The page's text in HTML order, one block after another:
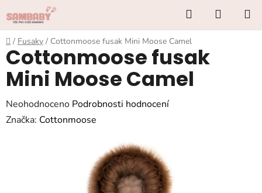
na
obsah
Hledat
KOŠÍK
Domů
/ Fusaky / Cottonmoose fusak Mini Moose Camel
Cottonmoose fusak
Mini Moose Camel
Průměrné
hodnocení
Neohodnoceno Podrobnosti hodnocení
Značka: Cottonmoose